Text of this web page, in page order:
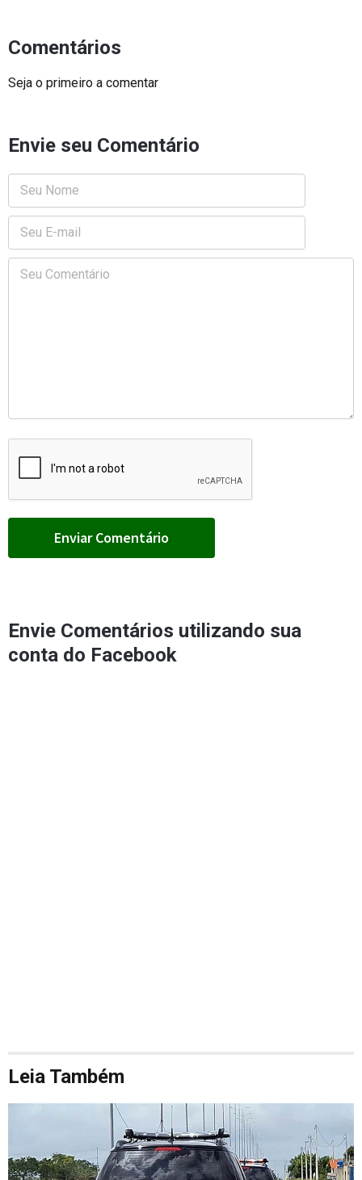
Comentários
Seja o primeiro a comentar
Envie seu Comentário
Envie Comentários utilizando sua
conta do Facebook
Leia Também